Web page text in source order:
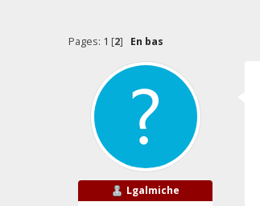
Pages: 1 [2] En bas
Lgalmiche